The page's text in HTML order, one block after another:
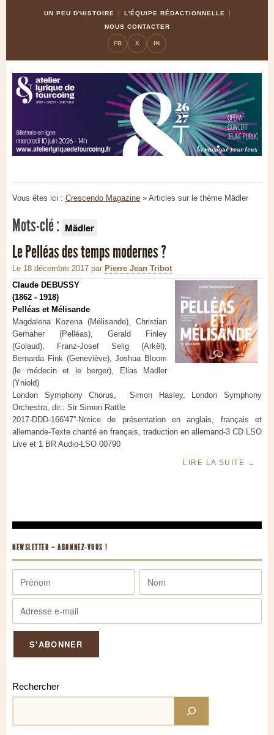
UN PEU D'HISTOIRE
L'ÉQUIPE RÉDACTIONNELLE
NOUS CONTACTER
FB X IN
Vous êtes ici : Crescendo Magazine » Articles sur le thème Mädler
Mots-clé : Mädler
Le Pelléas des temps modernes ?
Le 18 décembre 2017 par Pierre Jean Tribot
Claude DEBUSSY
(1862 - 1918)
Pelléas et Mélisande
Magdalena Kozena (Mélisande), Christian
Gerhaher (Pelléas), Gerald Finley
(Golaud), Franz-Josef Selig (Arkël),
Bernarda Fink (Geneviève), Joshua Bloom
(le médecin et le berger), Elias Mädler
(Yniold)
London Symphony Chorus, Simon Hasley, London Symphony
Orchestra, dir.: Sir Simon Rattle
2017-DDD-166'47''-Notice de présentation en anglais, français et
allemande-Texte chanté en français, traduction en allemand-3 CD LSO
Live et 1 BR Audio-LSO 00790
LIRE LA SUITE →
NEWSLETTER – ABONNEZ-VOUS !
Rechercher